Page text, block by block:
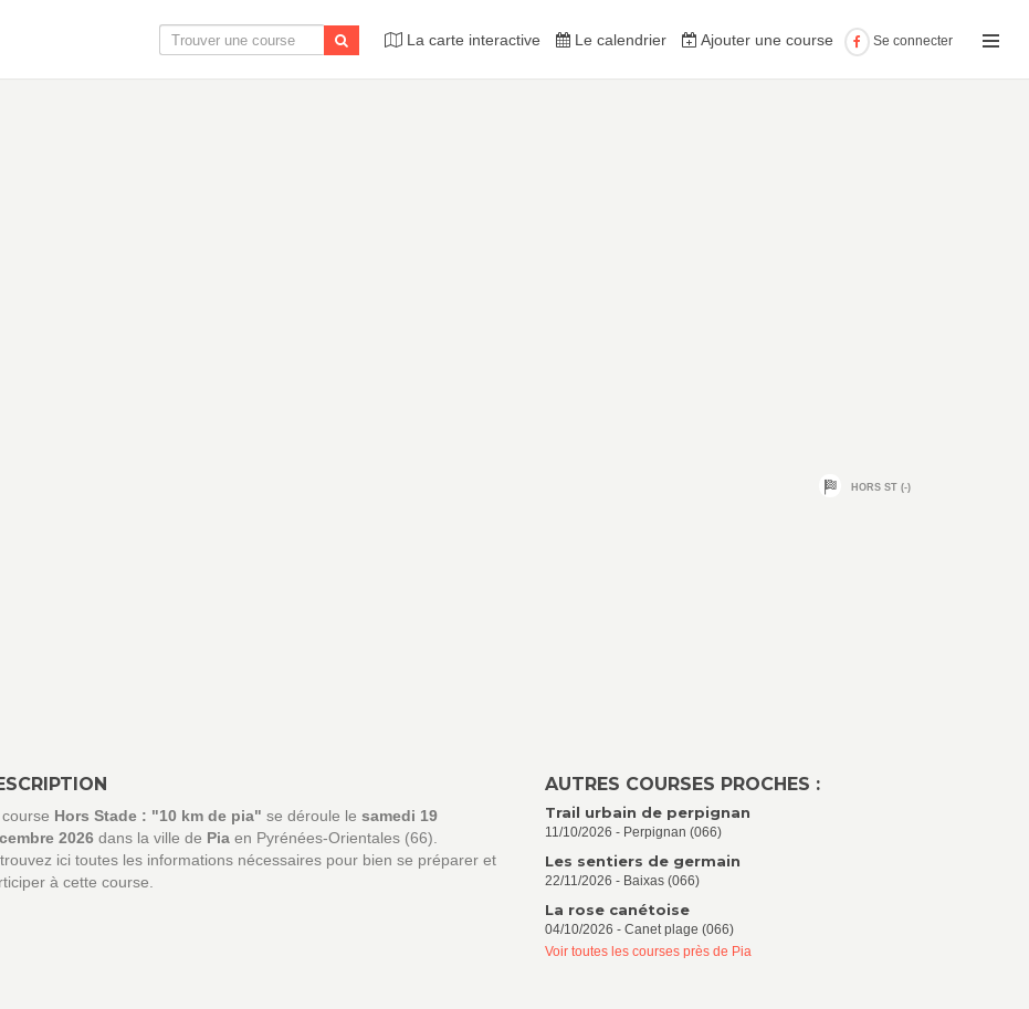
La carte interactive Le calendrier Ajouter une course Se connecter
HORS ST (-)
Hors Stade : "10 km de pia" se déroule le samedi 19
2026dans la ville de Piaen Pyrénées-Orientales (66).
ici toutes les informations nécessaires pour bien se préparer et
à cette course.
AUTRES COURSES PROCHES :
Trail urbain de perpignan
11/10/2026 - Perpignan (066)
Les sentiers de germain
22/11/2026 - Baixas (066)
La rose canétoise
04/10/2026 - Canet plage (066)
Voir toutes les courses près de Pia